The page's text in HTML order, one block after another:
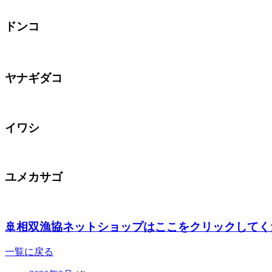
ドンコ
ヤナギダコ
イワシ
ユメカサゴ
🚢相双漁協ネットショップはここをクリックして
一覧に戻る